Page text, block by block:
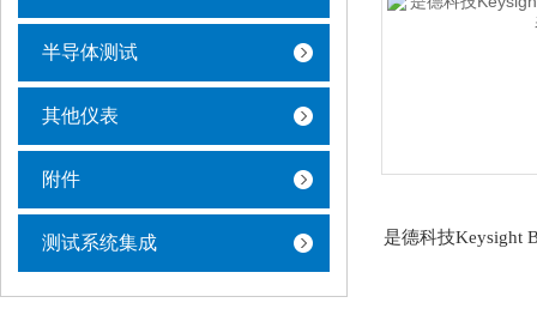
半导体测试
其他仪表
附件
测试系统集成 是德科技Keysight